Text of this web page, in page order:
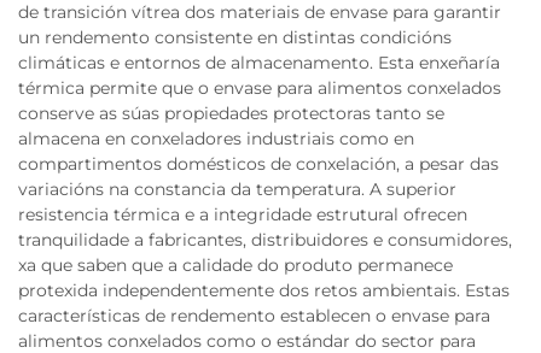
de transición vítrea dos materiais de envase para garantir
un rendemento consistente en distintas condicións
climáticas e entornos de almacenamento. Esta enxeñaría
térmica permite que o envase para alimentos conxelados
conserve as súas propiedades protectoras tanto se
almacena en conxeladores industriais como en
compartimentos domésticos de conxelación, a pesar das
variacións na constancia da temperatura. A superior
resistencia térmica e a integridade estrutural ofrecen
tranquilidade a fabricantes, distribuidores e consumidores,
xa que saben que a calidade do produto permanece
protexida independentemente dos retos ambientais. Estas
características de rendemento establecen o envase para
alimentos conxelados como o estándar do sector para